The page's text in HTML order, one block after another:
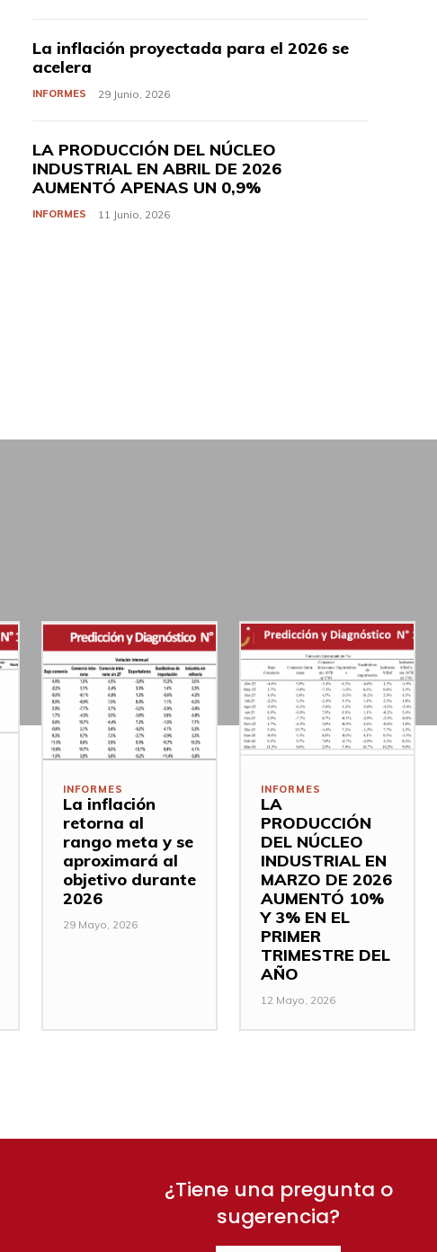
La inflación proyectada para el 2026 se
acelera
INFORMES 29 Junio, 2026
LA PRODUCCIÓN DEL NÚCLEO
INDUSTRIAL EN ABRIL DE 2026
AUMENTÓ APENAS UN 0,9%
INFORMES 11 Junio, 2026
INFORMES
La inflación
retorna al
rango meta y se
aproximará al
objetivo durante
2026
29 Mayo, 2026
INFORMES
LA
PRODUCCIÓN
DEL NÚCLEO
INDUSTRIAL EN
MARZO DE 2026
AUMENTÓ 10%
Y 3% EN EL
PRIMER
TRIMESTRE DEL
AÑO
12 Mayo, 2026
¿Tiene una pregunta o
sugerencia?